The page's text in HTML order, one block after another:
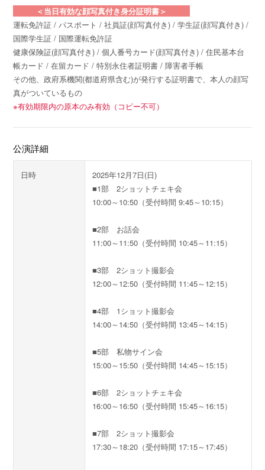
＜当日有効な顔写真付き身分証明書＞
運転免許証 / パスポート / 社員証(顔写真付き) / 学生証(顔写真付き) /
国際学生証 / 国際運転免許証
健康保険証(顔写真付き) / 個人番号カード(顔写真付き) / 住民基本台
帳カード / 在留カード / 特別永住者証明書 / 障害者手帳
その他、政府系機関(都道府県含む)が発行する証明書で、本人の顔写
真がついているもの
※有効期限内の原本のみ有効（コピー不可）
公演詳細
日時
2025年12月7日(日)
■1部 2ショットチェキ会
10:00～10:50（受付時間 9:45～10:15）
■2部 お話会
11:00～11:50（受付時間 10:45～11:15）
■3部 2ショット撮影会
12:00～12:50（受付時間 11:45～12:15）
■4部 1ショット撮影会
14:00～14:50（受付時間 13:45～14:15）
■5部 私物サイン会
15:00～15:50（受付時間 14:45～15:15）
■6部 2ショットチェキ会
16:00～16:50（受付時間 15:45～16:15）
■7部 2ショット撮影会
17:30～18:20（受付時間 17:15～17:45）